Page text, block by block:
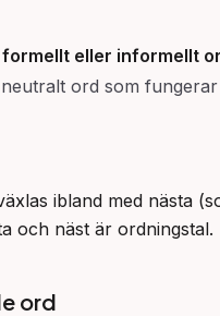
eller informellt
ord som
ibland med nästa
och näst är ordningstal.
ord